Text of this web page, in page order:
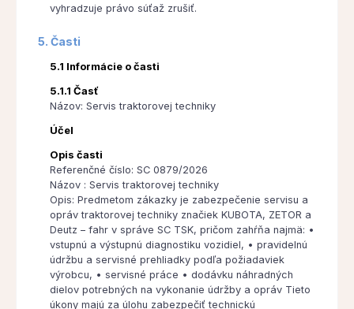
vyhradzuje právo súťaž zrušiť.
5. Časti
5.1 Informácie o časti
5.1.1 Časť
Názov: Servis traktorovej techniky
Účel
Opis časti
Referenčné číslo: SC 0879/2026
Názov : Servis traktorovej techniky
Opis: Predmetom zákazky je zabezpečenie servisu a
opráv traktorovej techniky značiek KUBOTA, ZETOR a
Deutz – fahr v správe SC TSK, pričom zahŕňa najmä: •
vstupnú a výstupnú diagnostiku vozidiel, • pravidelnú
údržbu a servisné prehliadky podľa požiadaviek
výrobcu, • servisné práce • dodávku náhradných
dielov potrebných na vykonanie údržby a opráv Tieto
úkony majú za úlohu zabezpečiť technickú